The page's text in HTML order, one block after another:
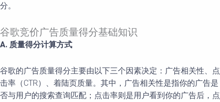
分。
谷歌竞价广告质量得分基础知识
A. 质量得分计算方式
谷歌的广告质量得分主要由以下三个因素决定：广告相关性、点
击率（CTR）、着陆页质量。其中，广告相关性是指你的广告是
否与用户的搜索查询匹配；点击率则是用户看到你的广告后，点